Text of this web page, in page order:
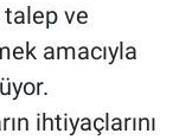
talep ve
amacıyla
ihtiyaçlarını